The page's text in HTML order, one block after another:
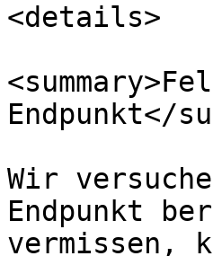
<details>
Endpunkt</
Wir
Endpunkt
vermissen,